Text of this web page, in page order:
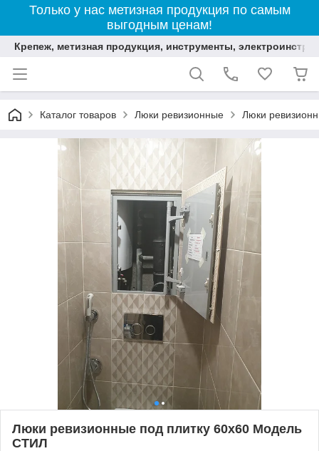
Только у нас метизная продукция по самым
выгодным ценам!
Крепеж, метизная продукция, инструменты,
Каталог товаров Люки ревизионные Люки
Люки ревизионные под плитку 60х60 Модель
СТИЛ